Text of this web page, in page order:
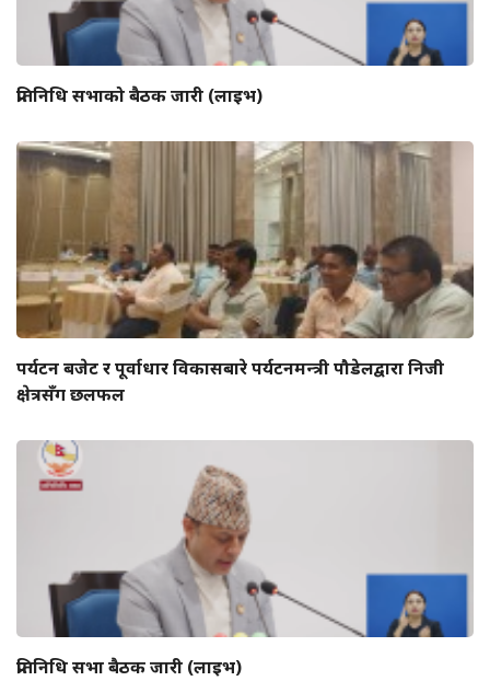
प्रतिनिधि सभाको बैठक जारी (लाइभ)
पर्यटन बजेट र पूर्वाधार विकासबारे पर्यटनमन्त्री पौडेलद्वारा निजी
क्षेत्रसँग छलफल
प्रतिनिधि सभा बैठक जारी (लाइभ)